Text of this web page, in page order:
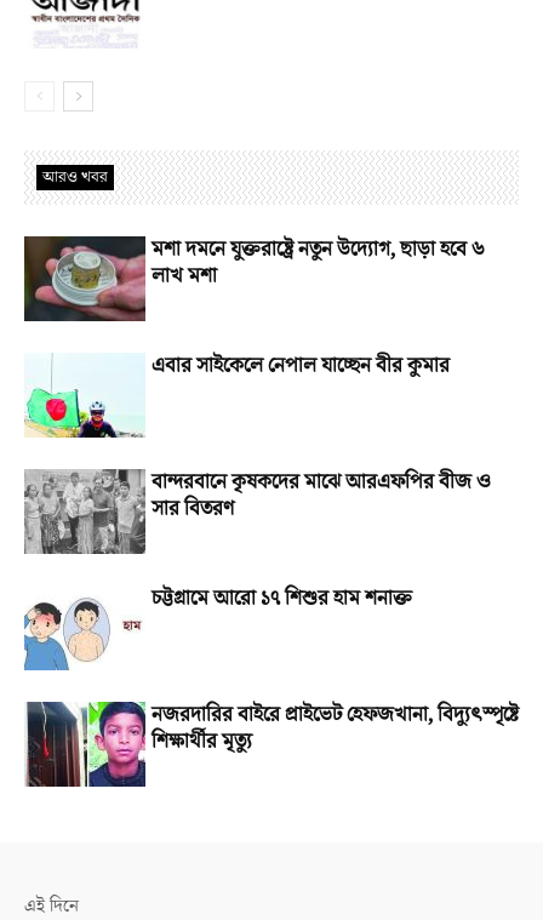
আরও খবর
মশা দমনে যুক্তরাষ্ট্রে নতুন উদ্যোগ, ছাড়া হবে ৬
লাখ মশা
এবার সাইকেলে নেপাল যাচ্ছেন বীর কুমার
বান্দরবানে কৃষকদের মাঝে আরএফপির বীজ ও
সার বিতরণ
চট্টগ্রামে আরো ১৭ শিশুর হাম শনাক্ত
নজরদারির বাইরে প্রাইভেট হেফজখানা, বিদ্যুৎস্পৃষ্টে
শিক্ষার্থীর মৃত্যু
এই দিনে